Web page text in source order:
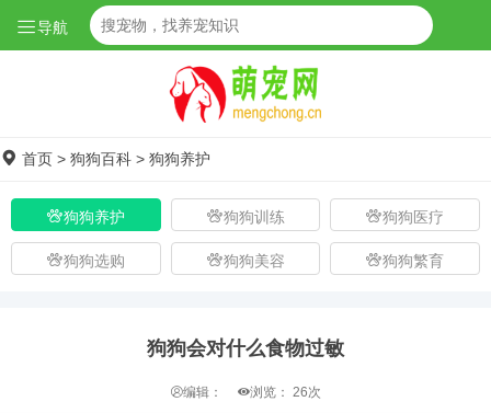
导航
首页 > 狗狗百科 > 狗狗养护
狗狗养护 狗狗训练 狗狗医疗
狗狗选购 狗狗美容 狗狗繁育
狗狗会对什么食物过敏
编辑： 浏览： 26次